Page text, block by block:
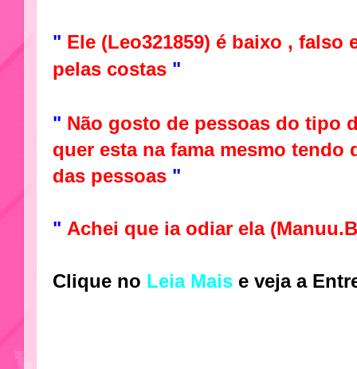
" Ele (Leo321859) é baixo , falso
pelas costas "
" Não gosto de pessoas do tipo
quer esta na fama mesmo tendo
das pessoas "
" Achei que ia odiar ela
Clique no Leia Mais e veja a